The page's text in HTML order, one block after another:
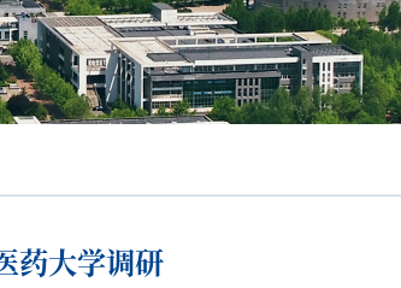
药大学调研